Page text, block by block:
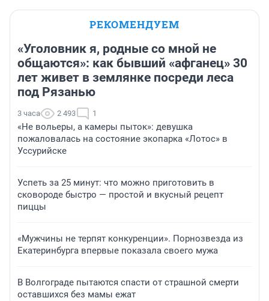
РЕКОМЕНДУЕМ
«Уголовник я, родные со мной не
общаются»: как бывший «афганец» 30
лет живет в землянке посреди леса
под Рязанью
3 часа 2 493 1
«Не вольеры, а камеры пыток»: девушка
пожаловалась на состояние экопарка «Лотос» в
Уссурийске
Успеть за 25 минут: что можно приготовить в
сковороде быстро — простой и вкусный рецепт
пиццы
«Мужчины не терпят конкуренции». Порнозвезда из
Екатеринбурга впервые показала своего мужа
В Волгограде пытаются спасти от страшной смерти
оставшихся без мамы ежат